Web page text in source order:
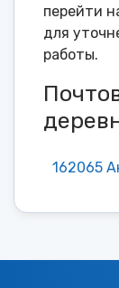
перейти
для
работы.
162065